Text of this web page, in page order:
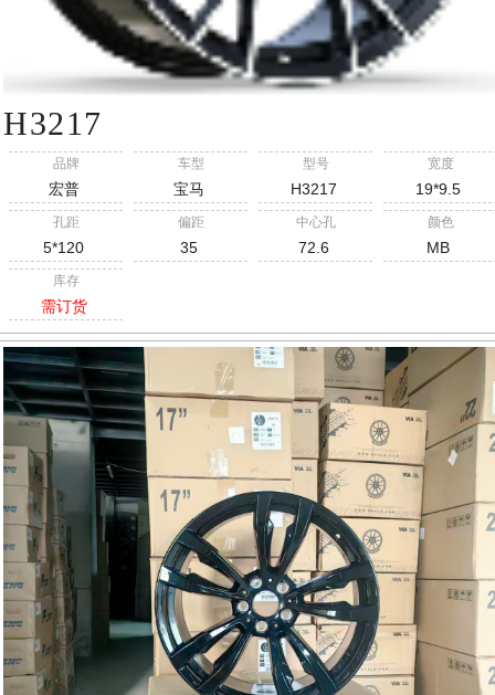
H3217
品牌
宏普
车型
宝马
型号
H3217
宽度
19*9.5
孔距
5*120
偏距
35
中心孔
72.6
颜色
MB
库存
需订货